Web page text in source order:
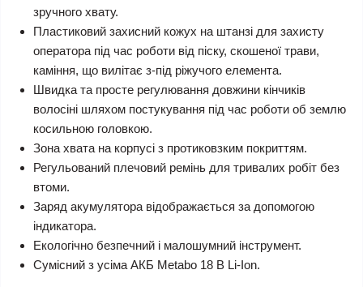
зручного хвату.
Пластиковий захисний кожух на штанзі для захисту
оператора під час роботи від піску, скошеної трави,
каміння, що вилітає з-під ріжучого елемента.
Швидка та просте регулювання довжини кінчиків
волосіні шляхом постукування під час роботи об землю
косильною головкою.
Зона хвата на корпусі з протиковзким покриттям.
Регульований плечовий ремінь для тривалих робіт без
втоми.
Заряд акумулятора відображається за допомогою
індикатора.
Екологічно безпечний і малошумний інструмент.
Сумісний з усіма АКБ Metabo 18 В Li-Ion.